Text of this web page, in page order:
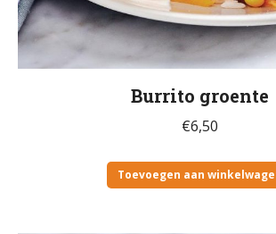
Burrito groente
€6,50
Toevoegen aan